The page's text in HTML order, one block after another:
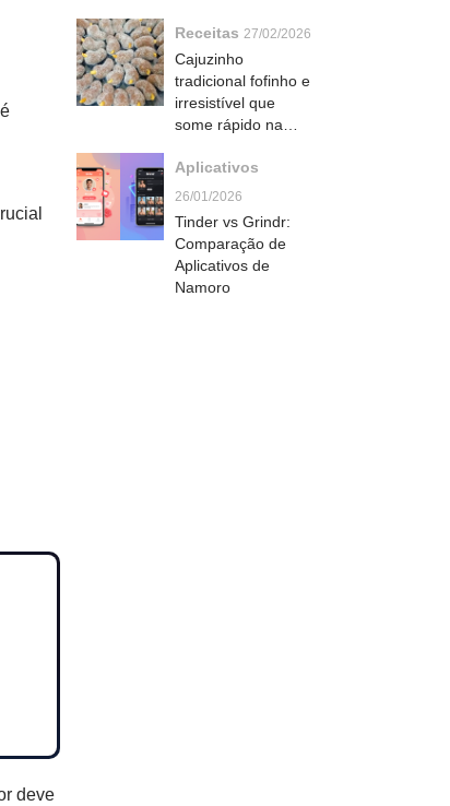
deve
manhã
Receitas 27/02/2026
Cajuzinho
tradicional fofinho e
irresistível que
some rápido na
Aplicativos
26/01/2026
Tinder vs Grindr:
Comparação de
Aplicativos de
Namoro